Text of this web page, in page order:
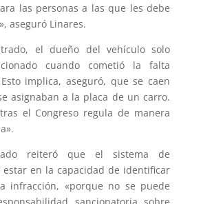
las personas a las que les debe
aseguró Linares.
el dueño del vehículo solo
cuando cometió la falta
implica, aseguró, que se caen
asignaban a la placa de un carro.
el Congreso regula de manera
reiteró que el sistema de
en la capacidad de identificar
infracción, «porque no se puede
sancionatoria sobre